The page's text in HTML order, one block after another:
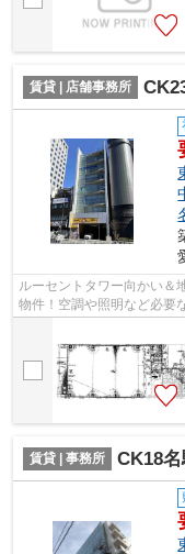
賃貸 | 店舗事務所 CK23
ルーセントタワー向かい＆
物件！空調や照明など必要
リニック、美容系サロンに
賃貸 | 事務所 CK18名